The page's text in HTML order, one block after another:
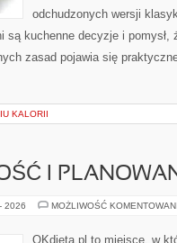
odchudzonych wersji
są kuchenne decyzje i pomysł,
zasad pojawia się
KALORII
I
2026 MOŻLIWOŚĆ
OKdieta.pl to miejsce, w